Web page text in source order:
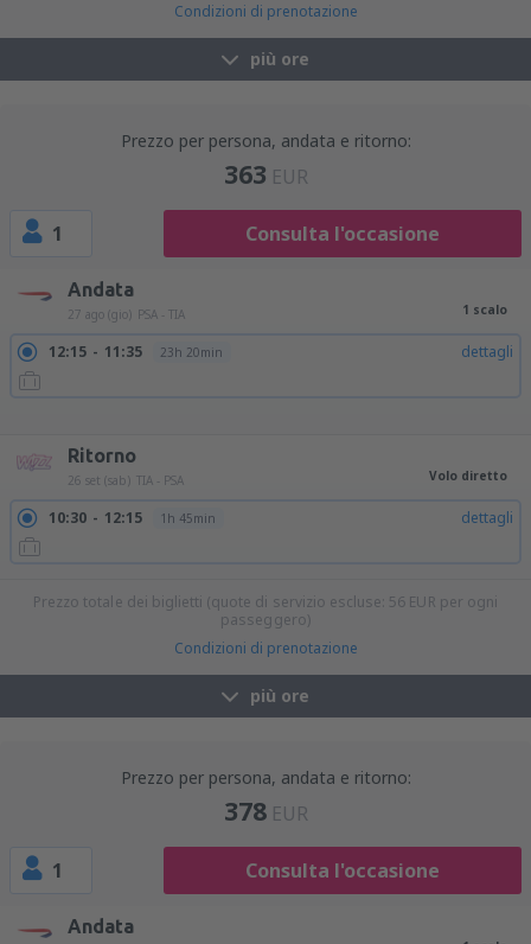
Condizioni di prenotazione
più ore
Prezzo per persona, andata e ritorno:
363 EUR
1 Consulta l'occasione
Andata
27 ago (gio) PSA - TIA 1 scalo
12:15 11:35 23h 20min dettagli
Ritorno
26 set (sab) TIA - PSA Volo diretto
10:30 12:15 1h 45min dettagli
Prezzo totale dei biglietti (quote di servizio escluse: 56 EUR per ogni
passeggero)
Condizioni di prenotazione
più ore
Prezzo per persona, andata e ritorno:
378 EUR
1 Consulta l'occasione
Andata